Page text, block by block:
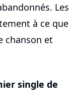
Les
à ce que
chanson et
single de